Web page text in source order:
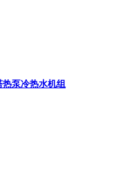
泵冷热水机组